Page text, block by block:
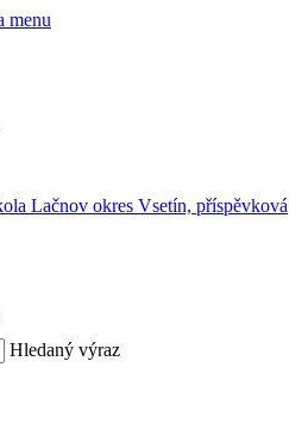
menu
Lačnov okres Vsetín, příspěvková
Hledaný výraz